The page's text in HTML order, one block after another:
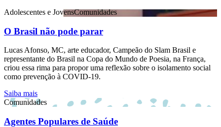
Adolescentes e JovensComunidades
O Brasil não pode parar
Lucas Afonso, MC, arte educador, Campeão do Slam Brasil e
representante do Brasil na Copa do Mundo de Poesia, na França,
criou essa rima para propor uma reflexão sobre o isolamento social
como prevenção à COVID-19.
Saiba mais
Comunidades
Agentes Populares de Saúde